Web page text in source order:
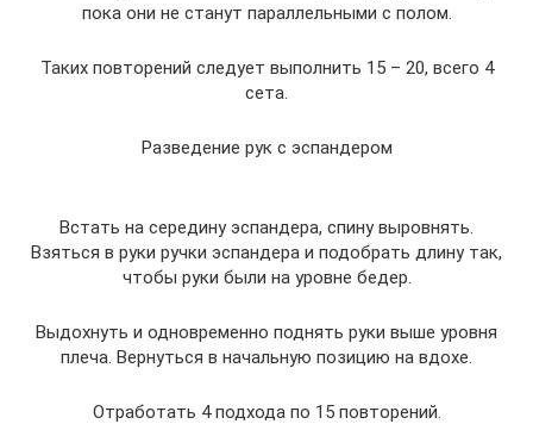
пока они не станут параллельными с полом.
Таких повторений следует выполнить 15 – 20, всего 4
сета.
Разведение рук с эспандером
Встать на середину эспандера, спину выровнять.
Взяться в руки ручки эспандера и подобрать длину так,
чтобы руки были на уровне бедер.
Выдохнуть и одновременно поднять руки выше уровня
плеча. Вернуться в начальную позицию на вдохе.
Отработать 4 подхода по 15 повторений.